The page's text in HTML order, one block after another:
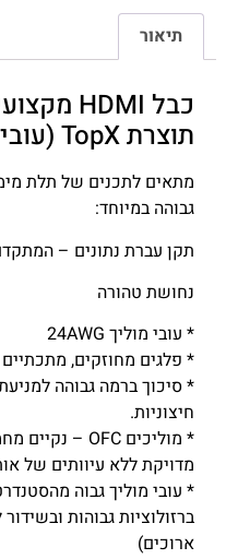
תיאור
תוצרת TopX (עובי מוליך 24AWG)
מתאים לתכנים של תלת
גבוהה במיוחד:
תקן עברת נתונים –
נחושת טהורה
* עובי מוליך 24AWG
* פלגים מחוזקים, מתכתיים
* סיכוך ברמה גבוהה
חיצוניות.
מדויקת ללא עיוותים של
* עובי מוליך גבוה
ברזולוציות גבוהות
ארוכים)